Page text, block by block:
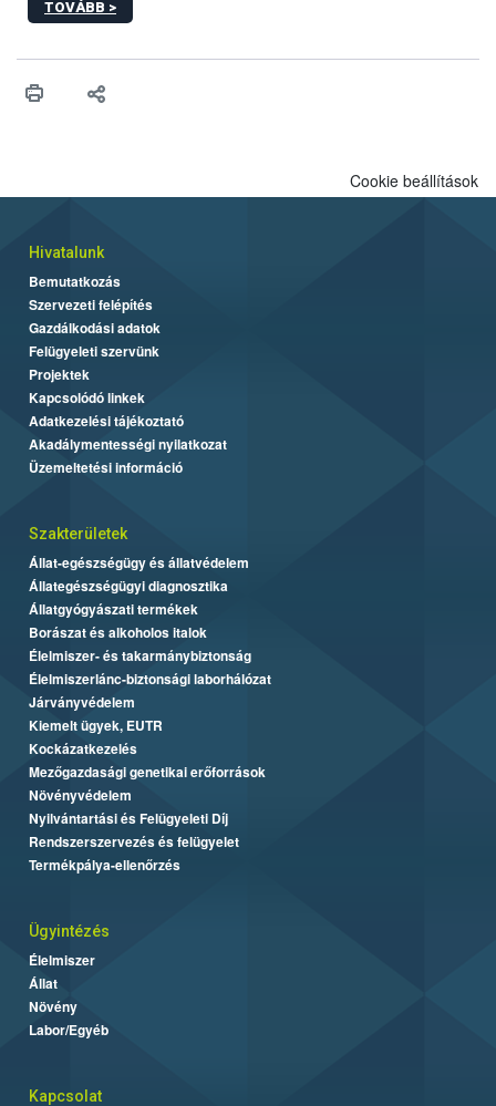
TOVÁBB >
Cookie beállítások
Hivatalunk
Bemutatkozás
Szervezeti felépítés
Gazdálkodási adatok
Felügyeleti szervünk
Projektek
Kapcsolódó linkek
Adatkezelési tájékoztató
Akadálymentességi nyilatkozat
Üzemeltetési információ
Szakterületek
Állat-egészségügy és állatvédelem
Állategészségügyi diagnosztika
Állatgyógyászati termékek
Borászat és alkoholos italok
Élelmiszer- és takarmánybiztonság
Élelmiszerlánc-biztonsági laborhálózat
Járványvédelem
Kiemelt ügyek, EUTR
Kockázatkezelés
Mezőgazdasági genetikai erőforrások
Növényvédelem
Nyilvántartási és Felügyeleti Díj
Rendszerszervezés és felügyelet
Termékpálya-ellenőrzés
Ügyintézés
Élelmiszer
Állat
Növény
Labor/Egyéb
Kapcsolat